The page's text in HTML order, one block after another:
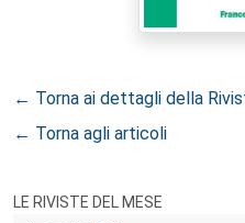
← Torna ai dettagli della
← Torna agli articoli
LE RIVISTE DEL MESE